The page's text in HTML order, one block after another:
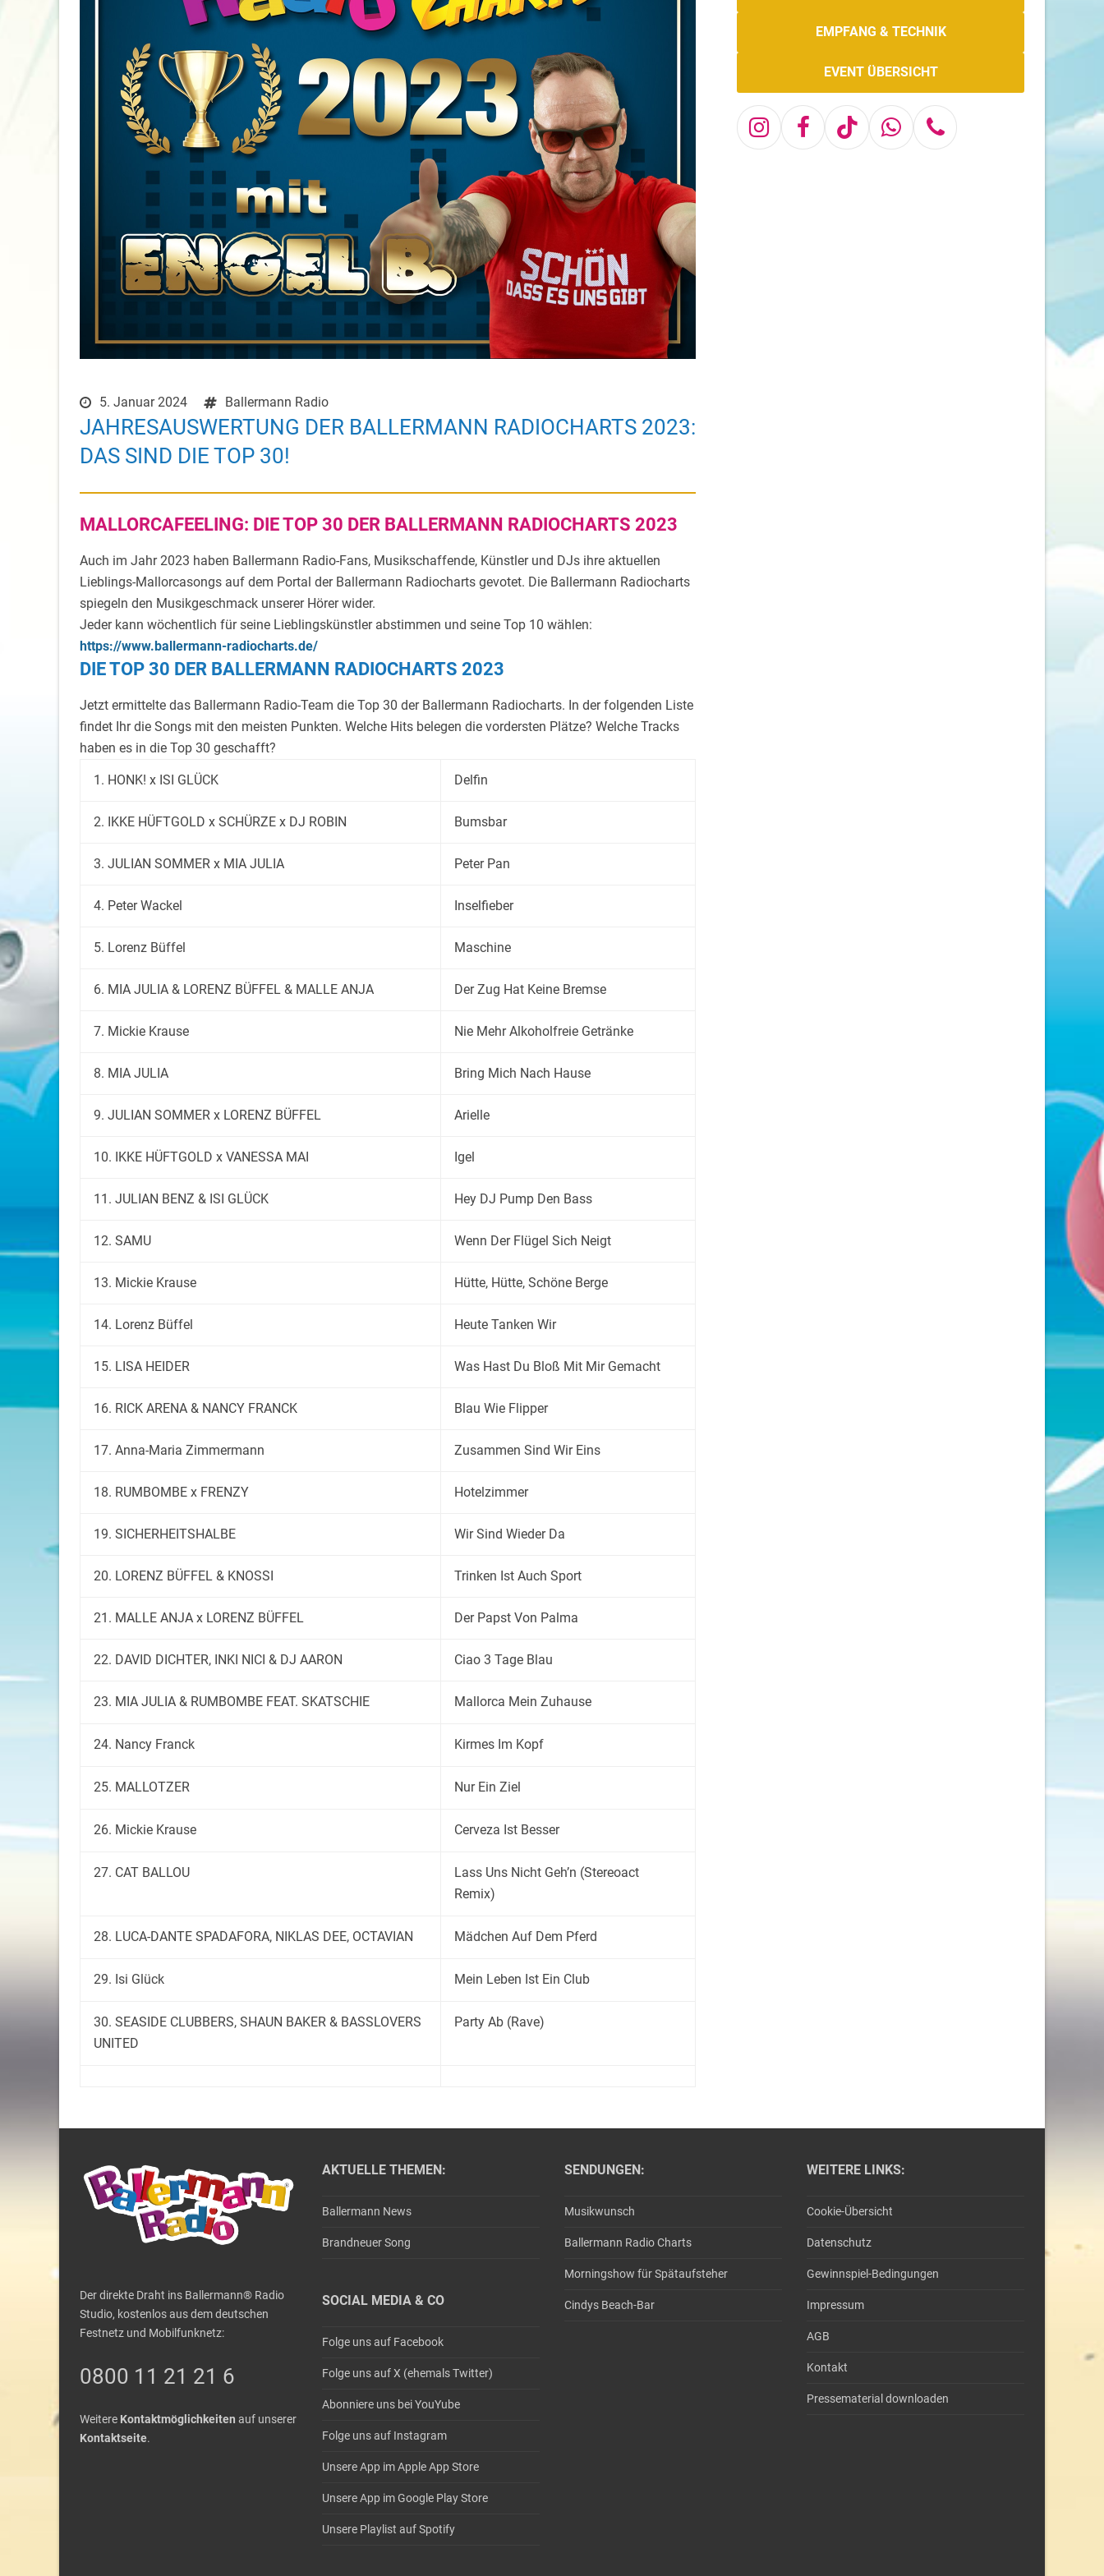
5. Januar 2024 Ballermann Radio
JAHRESAUSWERTUNG DER BALLERMANN RADIOCHARTS 2023:
DAS SIND DIE TOP 30!
MALLORCAFEELING: DIE TOP 30 DER BALLERMANN RADIOCHARTS 2023
Auch im Jahr 2023 haben Ballermann Radio-Fans, Musikschaffende, Künstler und DJs ihre aktuellen
Lieblings-Mallorcasongs auf dem Portal der Ballermann Radiocharts gevotet. Die Ballermann Radiocharts
spiegeln den Musikgeschmack unserer Hörer wider.
Jeder kann wöchentlich für seine Lieblingskünstler abstimmen und seine Top 10 wählen:
https://www.ballermann-radiocharts.de/
DIE TOP 30 DER BALLERMANN RADIOCHARTS 2023
Jetzt ermittelte das Ballermann Radio-Team die Top 30 der Ballermann Radiocharts. In der folgenden Liste
findet Ihr die Songs mit den meisten Punkten. Welche Hits belegen die vordersten Plätze? Welche Tracks
haben es in die Top 30 geschafft?
1. HONK! x ISI GLÜCK Delfin
2. IKKE HÜFTGOLD x SCHÜRZE x DJ ROBIN Bumsbar
3. JULIAN SOMMER x MIA JULIA Peter Pan
4. Peter Wackel Inselfieber
5. Lorenz Büffel Maschine
6. MIA JULIA & LORENZ BÜFFEL & MALLE ANJA Der Zug Hat Keine Bremse
7. Mickie Krause Nie Mehr Alkoholfreie Getränke
8. MIA JULIA Bring Mich Nach Hause
9. JULIAN SOMMER x LORENZ BÜFFEL Arielle
10. IKKE HÜFTGOLD x VANESSA MAI Igel
11. JULIAN BENZ & ISI GLÜCK Hey DJ Pump Den Bass
12. SAMU Wenn Der Flügel Sich Neigt
13. Mickie Krause Hütte, Hütte, Schöne Berge
14. Lorenz Büffel Heute Tanken Wir
15. LISA HEIDER Was Hast Du Bloß Mit Mir Gemacht
16. RICK ARENA & NANCY FRANCK Blau Wie Flipper
17. Anna-Maria Zimmermann Zusammen Sind Wir Eins
18. RUMBOMBE x FRENZY Hotelzimmer
19. SICHERHEITSHALBE Wir Sind Wieder Da
20. LORENZ BÜFFEL & KNOSSI Trinken Ist Auch Sport
21. MALLE ANJA x LORENZ BÜFFEL Der Papst Von Palma
22. DAVID DICHTER, INKI NICI & DJ AARON Ciao 3 Tage Blau
23. MIA JULIA & RUMBOMBE FEAT. SKATSCHIE Mallorca Mein Zuhause
24. Nancy Franck Kirmes Im Kopf
25. MALLOTZER Nur Ein Ziel
26. Mickie Krause Cerveza Ist Besser
27. CAT BALLOU
Lass Uns Nicht Geh’n (Stereoact
Remix)
28. LUCA-DANTE SPADAFORA, NIKLAS DEE, OCTAVIAN Mädchen Auf Dem Pferd
29. Isi Glück Mein Leben Ist Ein Club
30. SEASIDE CLUBBERS, SHAUN BAKER & BASSLOVERS
UNITED
Party Ab (Rave)
EMPFANG & TECHNIK
EVENT ÜBERSICHT
Instagram
Facebook
TiktokWhatsapp
Telefon
Der direkte Draht ins Ballermann® Radio
Studio, kostenlos aus dem deutschen
Festnetz und Mobilfunknetz:
0800 11 21 21 6
Weitere Kontaktmöglichkeiten auf unserer
Kontaktseite.
AKTUELLE THEMEN:
Ballermann News
Brandneuer Song
SOCIAL MEDIA & CO
Folge uns auf Facebook
Folge uns auf X (ehemals Twitter)
Abonniere uns bei YouYube
Folge uns auf Instagram
Unsere App im Apple App Store
Unsere App im Google Play Store
Unsere Playlist auf Spotify
SENDUNGEN:
Musikwunsch
Ballermann Radio Charts
Morningshow für Spätaufsteher
Cindys Beach-Bar
WEITERE LINKS:
Cookie-Übersicht
Datenschutz
Gewinnspiel-Bedingungen
Impressum
AGB
Kontakt
Pressematerial downloaden